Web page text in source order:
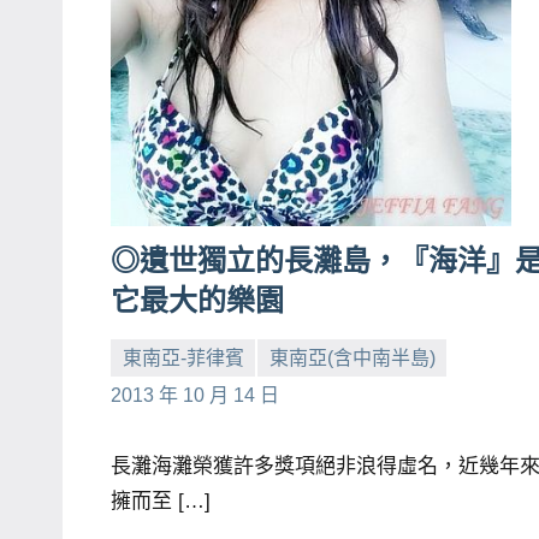
◎遺世獨立的長灘島，『海洋』
它最大的樂園
東南亞-菲律賓
東南亞(含中南半島)
2013 年 10 月 14 日
小
No
長灘海灘榮獲許多獎項絕非浪得虛名，近幾年
擁而至 […]